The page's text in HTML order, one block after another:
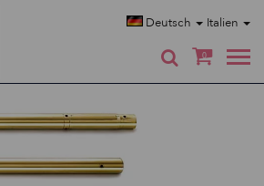
Deutsch Italien
0